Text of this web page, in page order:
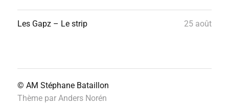
Les Gapz – Le strip 25 août
© AM Stéphane Bataillon
Thème par Anders Norén